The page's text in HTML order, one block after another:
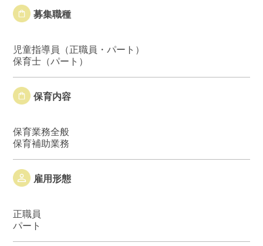
募集職種
児童指導員（正職員・パート）
保育士（パート）
保育内容
保育業務全般
保育補助業務
雇用形態
正職員
パート